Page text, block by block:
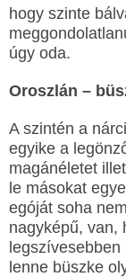
hogy szinte
úgy oda.
Oroszlán –
A szintén a
egyike a
magánéletet
le másokat
egóját soha
nagyképű, van,
lenne büszke